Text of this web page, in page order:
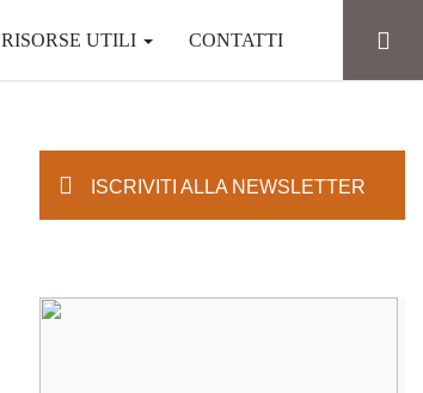
RISORSE UTILI CONTATTI
ISCRIVITI ALLA NEWSLETTER